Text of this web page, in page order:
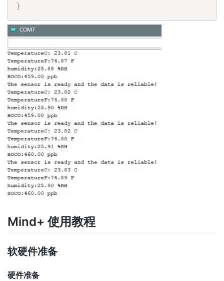
}
Mind+ 使用教程
软硬件准备
硬件准备